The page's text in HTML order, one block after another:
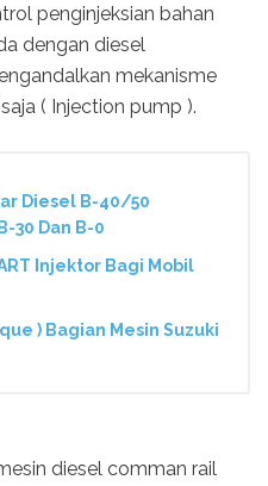
penginjeksian bahan
dengan diesel
mekanisme
( Injection pump ).
Diesel B-40/50
30 Dan B-0
Injektor Bagi Mobil
) Bagian Mesin Suzuki
diesel comman rail